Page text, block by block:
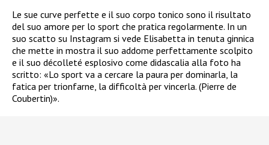
Le sue curve perfette e il suo corpo tonico sono il risultato
del suo amore per lo sport che pratica regolarmente. In un
suo scatto su Instagram si vede Elisabetta in tenuta ginnica
che mette in mostra il suo addome perfettamente scolpito
e il suo décolleté esplosivo come didascalia alla foto ha
scritto: «Lo sport va a cercare la paura per dominarla, la
fatica per trionfarne, la difficoltà per vincerla. (Pierre de
Coubertin)».